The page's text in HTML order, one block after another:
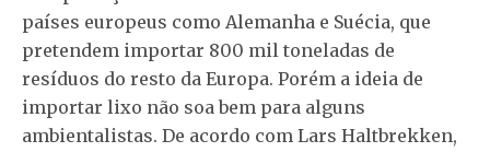
países europeus como Alemanha e Suécia, que
pretendem importar 800 mil toneladas de
resíduos do resto da Europa. Porém a ideia de
importar lixo não soa bem para alguns
ambientalistas. De acordo com Lars Haltbrekken,